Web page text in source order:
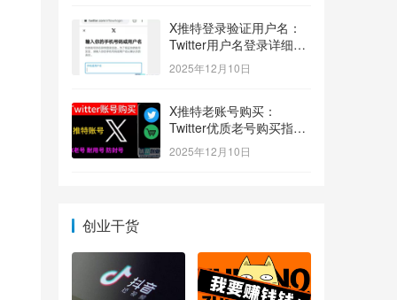
X推特登录验证用户名：
Twitter用户名登录详细指
南！
2025年12月10日
X推特老账号购买：
Twitter优质老号购买指
南！
2025年12月10日
创业干货